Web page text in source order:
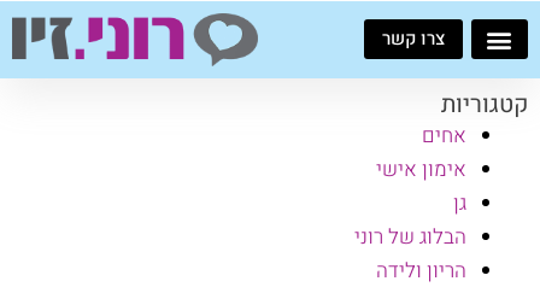
דילוג
לתוכן
צרו קשר
קטגוריות
אחים
אימון אישי
גן
הבלוג של רוני
הריון ולידה